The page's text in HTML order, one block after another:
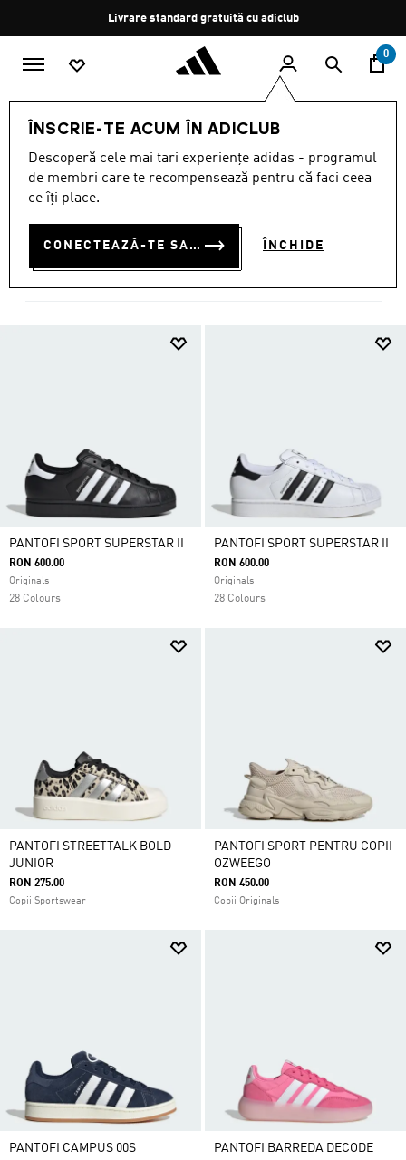
Oprește
rotația
Livrare standard gratuită cu adiclub
0
ÎNSCRIE-TE ACUM ÎN ADICLUB
Descoperă cele mai tari experiențe adidas - programul
de membri care te recompensează pentru că faci ceea
ce îți place.
CONECTEAZĂ-TE SAU ÎNSCRIE-TE ACUM ÎNCHIDE
BĂRBAȚI ÎNCĂLȚĂMINTE
PANTOFI PENTRU BĂRBAȚI
(4523)
PANTOFI SPORT SUPERSTAR II
RON 600.00
Originals
28 Colours
PANTOFI SPORT SUPERSTAR II
RON 600.00
Originals
28 Colours
PANTOFI STREETTALK BOLD
JUNIOR
RON 275.00
Copii Sportswear
PANTOFI SPORT PENTRU COPII
OZWEEGO
RON 450.00
Copii Originals
PANTOFI CAMPUS 00S PANTOFI BARREDA DECODE